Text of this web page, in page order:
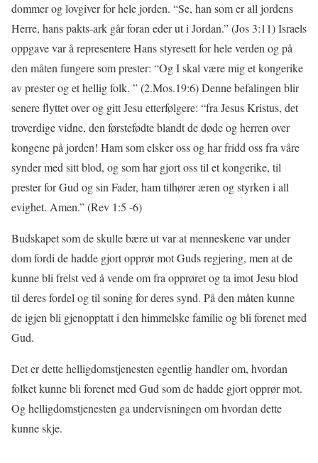
dommer og lovgiver for hele jorden. “Se, han som er all jordens
Herre, hans pakts-ark går foran eder ut i Jordan.” (Jos 3:11) Israels
oppgave var å representere Hans styresett for hele verden og på
den måten fungere som prester: “Og I skal være mig et kongerike
av prester og et hellig folk. ” (2.Mos.19:6) Denne befalingen blir
senere flyttet over og gitt Jesu etterfølgere: “fra Jesus Kristus, det
troverdige vidne, den førstefødte blandt de døde og herren over
kongene på jorden! Ham som elsker oss og har fridd oss fra våre
synder med sitt blod, og som har gjort oss til et kongerike, til
prester for Gud og sin Fader, ham tilhører æren og styrken i all
evighet. Amen.” (Rev 1:5 -6)
Budskapet som de skulle bære ut var at menneskene var under
dom fordi de hadde gjort opprør mot Guds regjering, men at de
kunne bli frelst ved å vende om fra opprøret og ta imot Jesu blod
til deres fordel og til soning for deres synd. På den måten kunne
de igjen bli gjenopptatt i den himmelske familie og bli forenet med
Gud.
Det er dette helligdomstjenesten egentlig handler om, hvordan
folket kunne bli forenet med Gud som de hadde gjort opprør mot.
Og helligdomstjenesten ga undervisningen om hvordan dette
kunne skje.